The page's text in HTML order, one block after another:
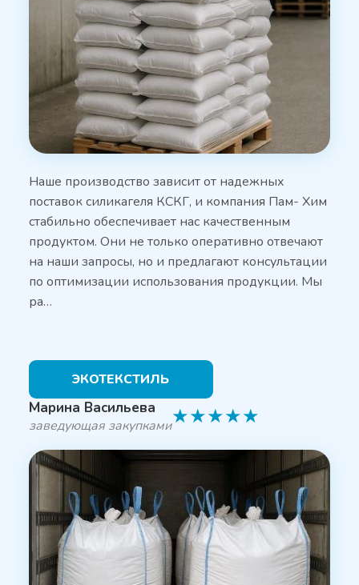
Наше производство зависит от надежных
поставок силикагеля КСКГ, и компания Пам- Хим
стабильно обеспечивает нас качественным
продуктом. Они не только оперативно отвечают
на наши запросы, но и предлагают консультации
по оптимизации использования продукции. Мы
ра…
ЭКОТЕКСТИЛЬ
Марина Васильева
заведующая закупками★★★★★